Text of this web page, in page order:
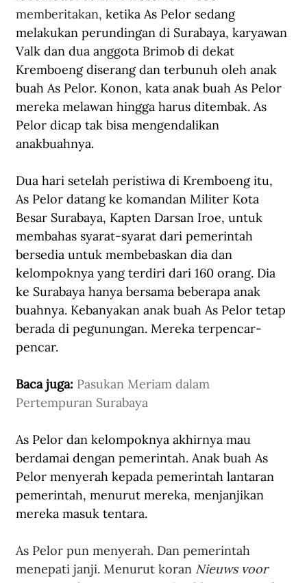
memberitakan, ketika As Pelor sedang
melakukan perundingan di Surabaya, karyawan
Valk dan dua anggota Brimob di dekat
Kremboeng diserang dan terbunuh oleh anak
buah As Pelor. Konon, kata anak buah As Pelor
mereka melawan hingga harus ditembak. As
Pelor dicap tak bisa mengendalikan
anakbuahnya.
Dua hari setelah peristiwa di Kremboeng itu,
As Pelor datang ke komandan Militer Kota
Besar Surabaya, Kapten Darsan Iroe, untuk
membahas syarat-syarat dari pemerintah
bersedia untuk membebaskan dia dan
kelompoknya yang terdiri dari 160 orang. Dia
ke Surabaya hanya bersama beberapa anak
buahnya. Kebanyakan anak buah As Pelor tetap
berada di pegunungan. Mereka terpencar-
pencar.
Baca juga: Pasukan Meriam dalam
Pertempuran Surabaya
As Pelor dan kelompoknya akhirnya mau
berdamai dengan pemerintah. Anak buah As
Pelor menyerah kepada pemerintah lantaran
pemerintah, menurut mereka, menjanjikan
mereka masuk tentara.
As Pelor pun menyerah. Dan pemerintah
menepati janji. Menurut koran Nieuws voor